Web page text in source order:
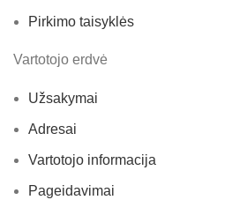
Pirkimo taisyklės
Vartotojo erdvė
Užsakymai
Adresai
Vartotojo informacija
Pageidavimai